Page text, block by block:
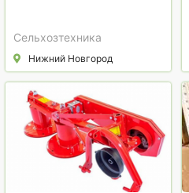
Сельхозтехника
Нижний Новгород